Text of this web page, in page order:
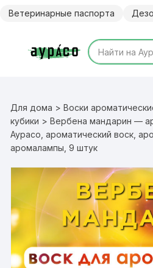
Ветеринарные паспорта
Для дома >Воски
кубики > Вербена мандарин —
Аурасо, ароматический воск,
аромалампы, 9 штук